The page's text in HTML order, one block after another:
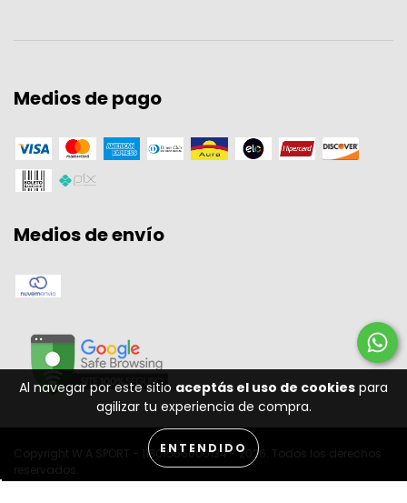
Al navegar por este sitio aceptás el uso de cookies para
agilizar tu experiencia de compra.
ENTENDIDO
Medios de pago
Medios de envío
Copyright W A SPORT - 11301556000134 - 2026. Todos los derechos
reservados.